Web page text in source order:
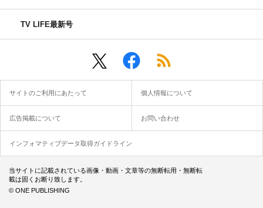
TV LIFE最新号
サイトのご利用にあたって 個人情報について
広告掲載について お問い合わせ
インフォマティブデータ取得ガイドライン
当サイトに記載されている画像・動画・文章等の無断転用・無断転
載は固くお断り致します。
© ONE PUBLISHING